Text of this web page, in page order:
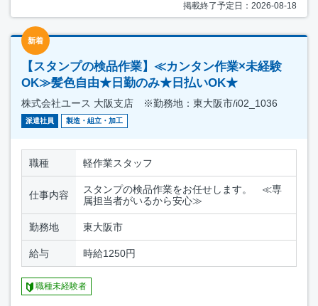
掲載終了予定日：2026-08-18
新着
【スタンプの検品作業】≪カンタン作業×未経験
OK≫髪色自由★日勤のみ★日払いOK★
株式会社ユース 大阪支店 ※勤務地：東大阪市/i02_1036
派遣社員 製造・組立・加工
職種 軽作業スタッフ
仕事内容
スタンプの検品作業をお任せします。 ≪専
属担当者がいるから安心≫
勤務地 東大阪市
給与 時給1250円
職種未経験者